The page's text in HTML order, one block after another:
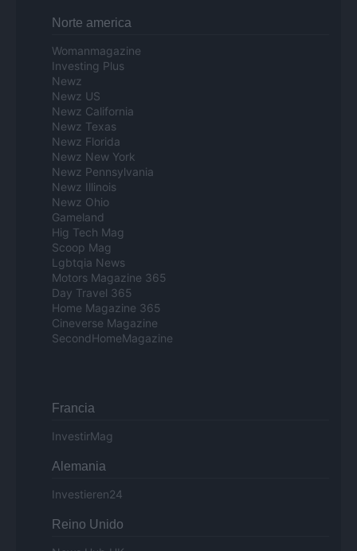
Norte america
Womanmagazine
Investing Plus
Newz
Newz US
Newz California
Newz Texas
Newz Florida
Newz New York
Newz Pennsylvania
Newz Illinois
Newz Ohio
Gameland
Hig Tech Mag
Scoop Mag
Lgbtqia News
Motors Magazine 365
Day Travel 365
Home Magazine 365
Cineverse Magazine
SecondHomeMagazine
Francia
InvestirMag
Alemania
Investieren24
Reino Unido